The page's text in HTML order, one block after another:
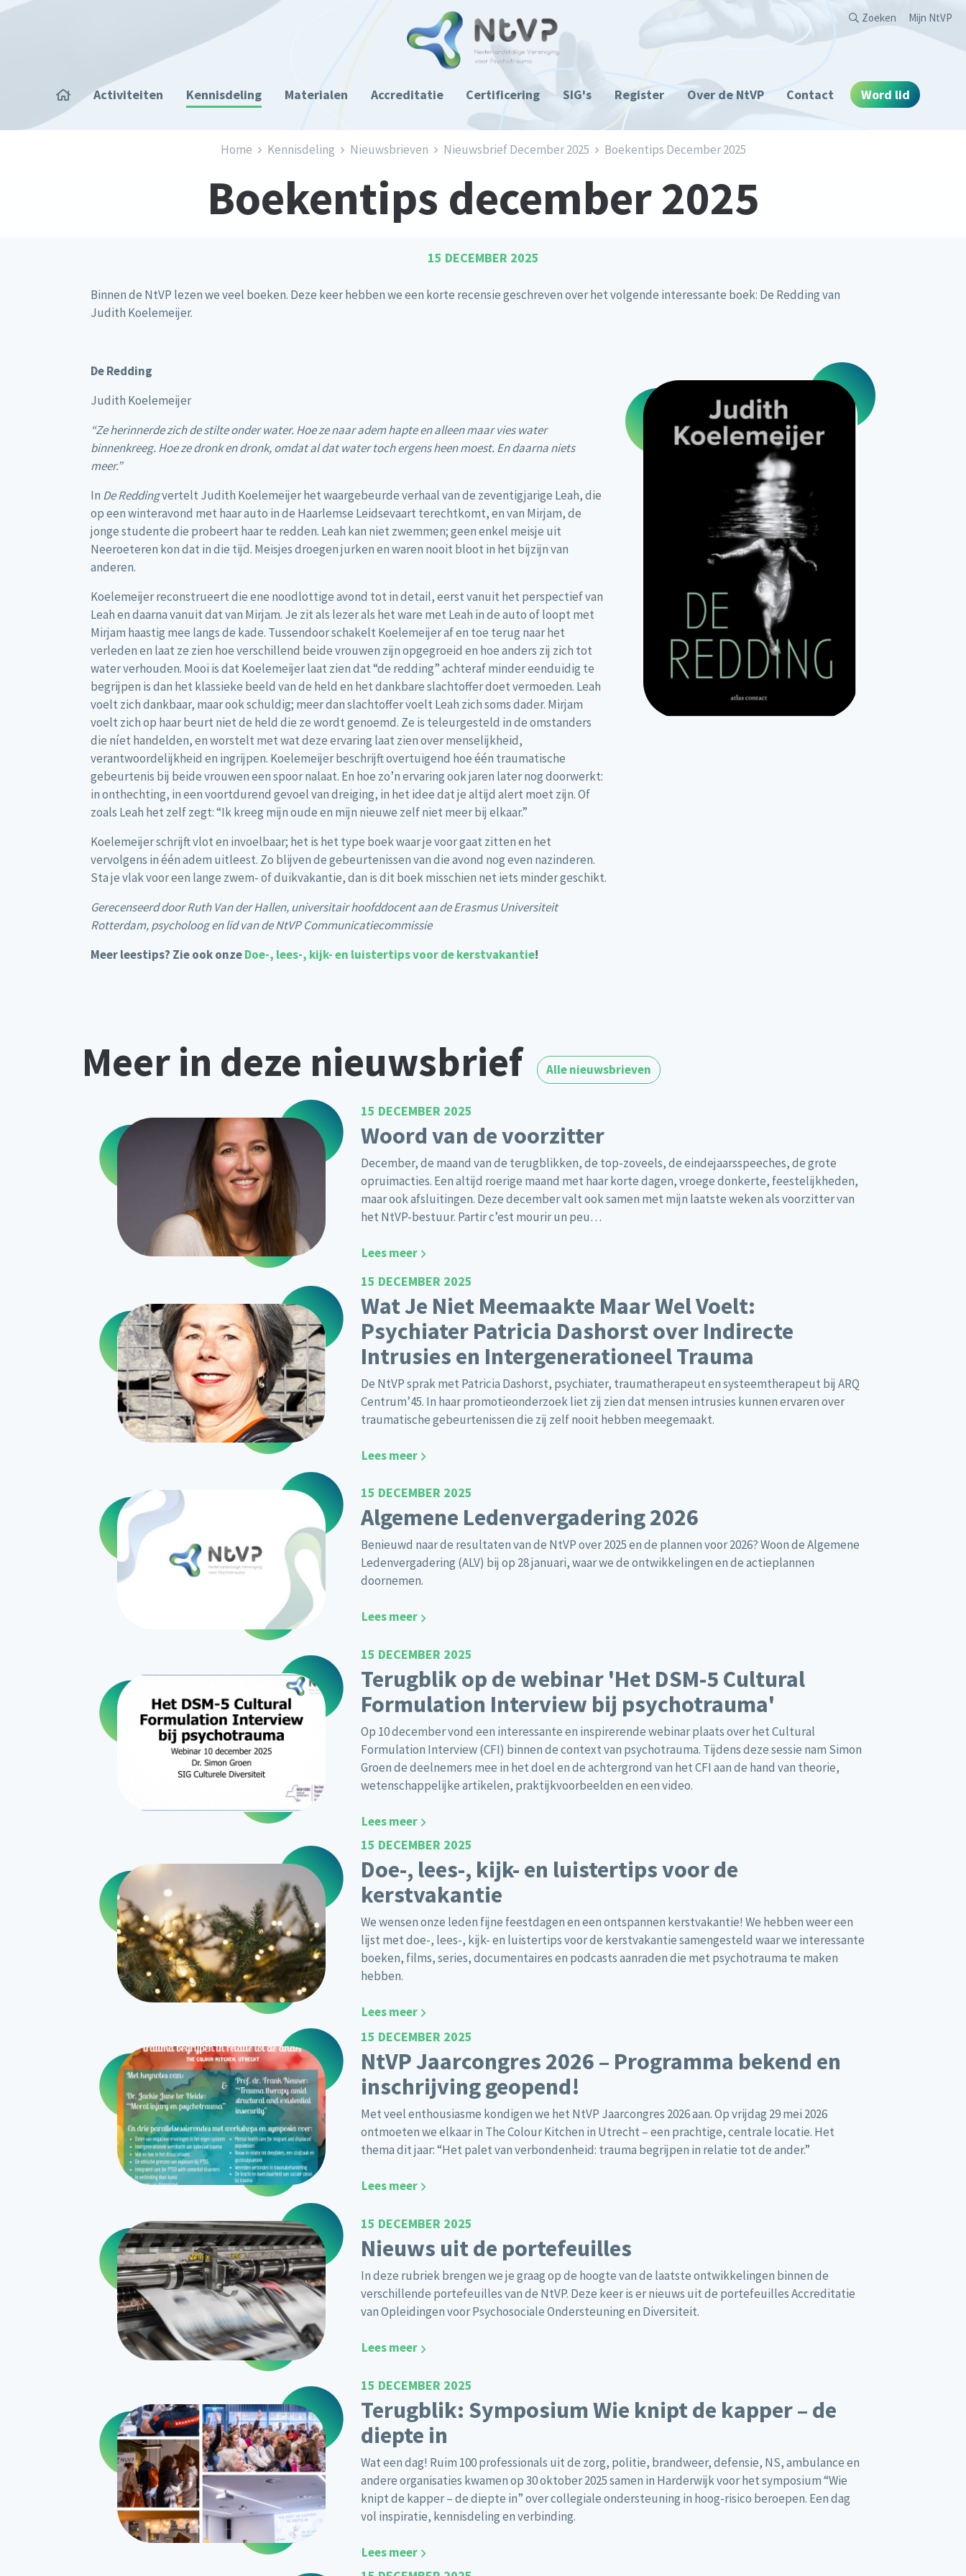
Home Activiteiten Kennisdeling Materialen Accreditatie Certificering SIG's Register Over de NtVP Contact Word lid
Zoeken Mijn NtVP
Kruimelpad
Home Kennisdeling Nieuwsbrieven Nieuwsbrief December 2025 Boekentips December 2025
Boekentips december 2025
15 DECEMBER 2025
Binnen de NtVP lezen we veel boeken. Deze keer hebben we een korte recensie geschreven over het volgende interessante boek: De Redding van
Judith Koelemeijer.
De Redding
Judith Koelemeijer
“Ze herinnerde zich de stilte onder water. Hoe ze naar adem hapte en alleen maar vies water
binnenkreeg. Hoe ze dronk en dronk, omdat al dat water toch ergens heen moest. En daarna niets
meer.”
In De Reddingvertelt Judith Koelemeijer het waargebeurde verhaal van de zeventigjarige Leah, die
op een winteravond met haar auto in de Haarlemse Leidsevaart terechtkomt, en van Mirjam, de
jonge studente die probeert haar te redden. Leah kan niet zwemmen; geen enkel meisje uit
Neeroeteren kon dat in die tijd. Meisjes droegen jurken en waren nooit bloot in het bijzijn van
anderen.
Koelemeijer reconstrueert die ene noodlottige avond tot in detail, eerst vanuit het perspectief van
Leah en daarna vanuit dat van Mirjam. Je zit als lezer als het ware met Leah in de auto of loopt met
Mirjam haastig mee langs de kade. Tussendoor schakelt Koelemeijer af en toe terug naar het
verleden en laat ze zien hoe verschillend beide vrouwen zijn opgegroeid en hoe anders zij zich tot
water verhouden. Mooi is dat Koelemeijer laat zien dat “de redding” achteraf minder eenduidig te
begrijpen is dan het klassieke beeld van de held en het dankbare slachtoffer doet vermoeden. Leah
voelt zich dankbaar, maar ook schuldig; meer dan slachtoffer voelt Leah zich soms dader. Mirjam
voelt zich op haar beurt niet de held die ze wordt genoemd. Ze is teleurgesteld in de omstanders
die níet handelden, en worstelt met wat deze ervaring laat zien over menselijkheid,
verantwoordelijkheid en ingrijpen. Koelemeijer beschrijft overtuigend hoe één traumatische
gebeurtenis bij beide vrouwen een spoor nalaat. En hoe zo’n ervaring ook jaren later nog doorwerkt:
in onthechting, in een voortdurend gevoel van dreiging, in het idee dat je altijd alert moet zijn. Of
zoals Leah het zelf zegt: “Ik kreeg mijn oude en mijn nieuwe zelf niet meer bij elkaar.”
Koelemeijer schrijft vlot en invoelbaar; het is het type boek waar je voor gaat zitten en het
vervolgens in één adem uitleest. Zo blijven de gebeurtenissen van die avond nog even nazinderen.
Sta je vlak voor een lange zwem- of duikvakantie, dan is dit boek misschien net iets minder geschikt.
Gerecenseerd door Ruth Van der Hallen, universitair hoofddocent aan de Erasmus Universiteit
Rotterdam, psycholoog en lid van de NtVP Communicatiecommissie
Meer leestips? Zie ook onzeDoe-, lees-, kijk- en luistertips voor de kerstvakantie!
Meer in deze nieuwsbrief Alle nieuwsbrieven
15 DECEMBER 2025
Woord van de voorzitter
December, de maand van de terugblikken, de top-zoveels, de eindejaarsspeeches, de grote
opruimacties. Een altijd roerige maand met haar korte dagen, vroege donkerte, feestelijkheden,
maar ook afsluitingen. Deze december valt ook samen met mijn laatste weken als voorzitter van
het NtVP-bestuur. Partir c’est mourir un peu…
Lees meer
15 DECEMBER 2025
Wat Je Niet Meemaakte Maar Wel Voelt:
Psychiater Patricia Dashorst over Indirecte
Intrusies en Intergenerationeel Trauma
De NtVP sprak met Patricia Dashorst, psychiater, traumatherapeut en systeemtherapeut bij ARQ
Centrum’45. In haar promotieonderzoek liet zij zien dat mensen intrusies kunnen ervaren over
traumatische gebeurtenissen die zij zelf nooit hebben meegemaakt.
Lees meer
15 DECEMBER 2025
Algemene Ledenvergadering 2026
Benieuwd naar de resultaten van de NtVP over 2025 en de plannen voor 2026? Woon de Algemene
Ledenvergadering (ALV) bij op 28 januari, waar we de ontwikkelingen en de actieplannen
doornemen.
Lees meer
15 DECEMBER 2025
Terugblik op de webinar 'Het DSM-5 Cultural
Formulation Interview bij psychotrauma'
Op 10 december vond een interessante en inspirerende webinar plaats over het Cultural
Formulation Interview (CFI) binnen de context van psychotrauma. Tijdens deze sessie nam Simon
Groen de deelnemers mee in het doel en de achtergrond van het CFI aan de hand van theorie,
wetenschappelijke artikelen, praktijkvoorbeelden en een video.
Lees meer
15 DECEMBER 2025
Doe-, lees-, kijk- en luistertips voor de
kerstvakantie
We wensen onze leden fijne feestdagen en een ontspannen kerstvakantie! We hebben weer een
lijst met doe-, lees-, kijk- en luistertips voor de kerstvakantie samengesteld waar we interessante
boeken, films, series, documentaires en podcasts aanraden die met psychotrauma te maken
hebben.
Lees meer
15 DECEMBER 2025
NtVP Jaarcongres 2026 – Programma bekend en
inschrijving geopend!
Met veel enthousiasme kondigen we het NtVP Jaarcongres 2026 aan. Op vrijdag 29 mei 2026
ontmoeten we elkaar in The Colour Kitchen in Utrecht – een prachtige, centrale locatie. Het
thema dit jaar: “Het palet van verbondenheid: trauma begrijpen in relatie tot de ander.”
Lees meer
15 DECEMBER 2025
Nieuws uit de portefeuilles
In deze rubriek brengen we je graag op de hoogte van de laatste ontwikkelingen binnen de
verschillende portefeuilles van de NtVP. Deze keer is er nieuws uit de portefeuilles Accreditatie
van Opleidingen voor Psychosociale Ondersteuning en Diversiteit.
Lees meer
15 DECEMBER 2025
Terugblik: Symposium Wie knipt de kapper – de
diepte in
Wat een dag! Ruim 100 professionals uit de zorg, politie, brandweer, defensie, NS, ambulance en
andere organisaties kwamen op 30 oktober 2025 samen in Harderwijk voor het symposium “Wie
knipt de kapper – de diepte in” over collegiale ondersteuning in hoog-risico beroepen. Een dag
vol inspiratie, kennisdeling en verbinding.
Lees meer